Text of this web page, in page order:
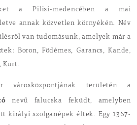
a Pilisi-medencében a mai
annak közvetlen környékén. Név
van tudomásunk, amelyek már a
Boron, Födémes, Garancs, Kande,
Kürt.
városközpontjának területén a
nevű falucska feküdt, amelyben
királyi szolganépek éltek. Egy 1367-